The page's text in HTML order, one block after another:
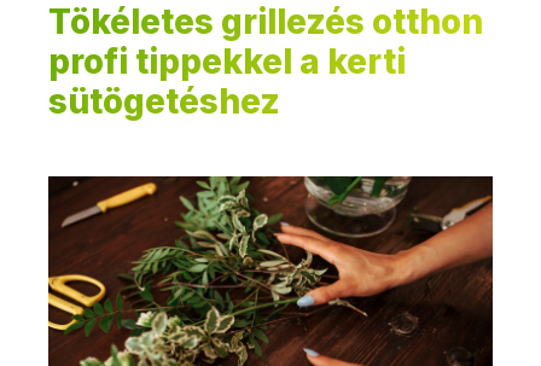
Tökéletes grillezés otthon
profi tippekkel a kerti
sütögetéshez